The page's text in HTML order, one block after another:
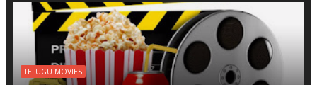
TELUGU MOVIES